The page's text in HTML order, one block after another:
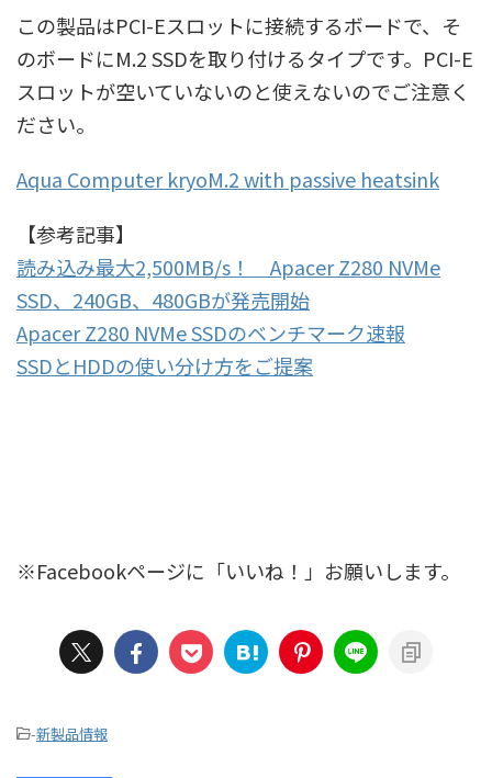
この製品はPCI-Eスロットに接続するボードで、そ
のボードにM.2 SSDを取り付けるタイプです。PCI-E
スロットが空いていないのと使えないのでご注意く
ださい。
Aqua Computer kryoM.2 with passive heatsink
【参考記事】
読み込み最大2,500MB/s！ Apacer Z280 NVMe
SSD、240GB、480GBが発売開始
Apacer Z280 NVMe SSDのベンチマーク速報
SSDとHDDの使い分け方をご提案
※Facebookページに「いいね！」お願いします。
-新製品情報